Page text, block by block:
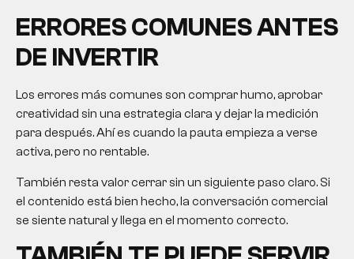
ERRORES COMUNES ANTES
DE INVERTIR
Los errores más comunes son comprar humo, aprobar
creatividad sin una estrategia clara y dejar la medición
para después. Ahí es cuando la pauta empieza a verse
activa, pero no rentable.
También resta valor cerrar sin un siguiente paso claro. Si
el contenido está bien hecho, la conversación comercial
se siente natural y llega en el momento correcto.